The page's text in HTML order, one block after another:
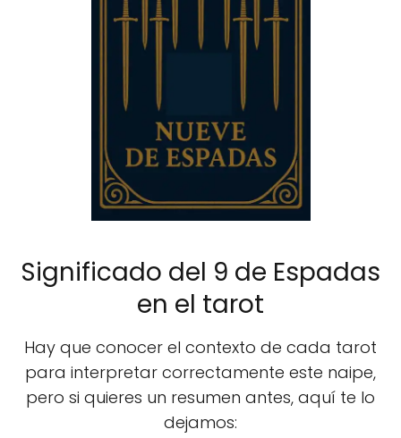
Significado del 9 de Espadas
en el tarot
Hay que conocer el contexto de cada tarot
para interpretar correctamente este naipe,
pero si quieres un resumen antes, aquí te lo
dejamos: